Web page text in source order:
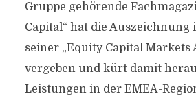
Gruppe gehörende
Capital“ hat die Auszeichnung
seiner „Equity Capital Markets
vergeben und kürt damit
Leistungen in der EMEA-